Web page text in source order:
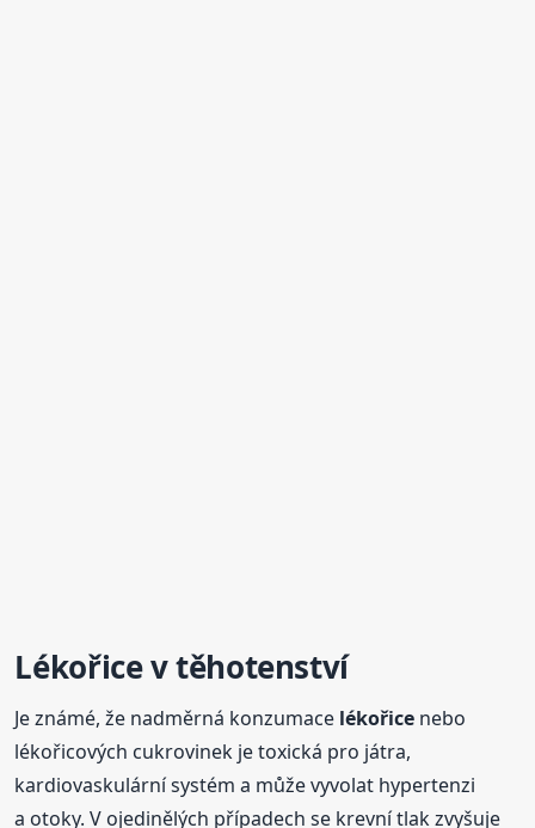
Lékořicev těhotenství
Je známé, že nadměrná konzumace lékořice nebo
lékořicových cukrovinek je toxická pro játra,
kardiovaskulární systém a může vyvolat hypertenzi
a otoky. V ojedinělých případech se krevní tlak zvyšuje